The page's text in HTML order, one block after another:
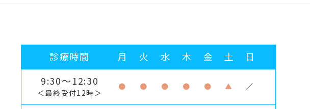
診療時間 月 火 水 木 金 土
日
9:30～12:30
＜最終受付12時＞
● ● ● ● ● ▲ ／